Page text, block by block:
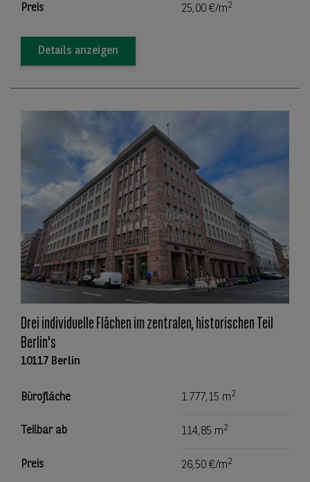
Preis 25,00 €/m2
Details anzeigen
Drei individuelle Flächen im zentralen, historischen Teil
Berlin's
10117 Berlin
Bürofläche 1.777,15 m2
Teilbar ab 114,85 m2
Preis 26,50 €/m2